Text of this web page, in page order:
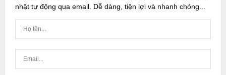
nhật tự động qua email. Dễ dàng, tiện lợi và nhanh chóng...